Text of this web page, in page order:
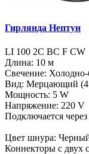
Гирлянда Нептун
LI 100 2C BC F CW
Длина: 10 м
Свечение:
Вид: Мерцающий
Мощность: 5 W
Напряжение: 220 V
Подключается
Цвет шнура:
Коннекторы с двух